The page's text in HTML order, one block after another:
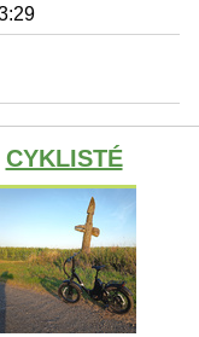
CYKLISTÉ